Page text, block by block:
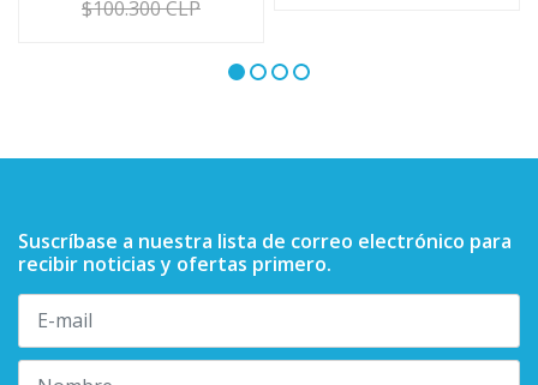
$100.300 CLP
Suscríbase a nuestra lista de correo electrónico para
recibir noticias y ofertas primero.